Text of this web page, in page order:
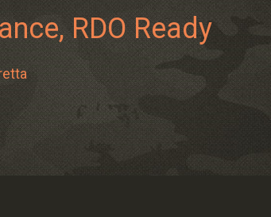
RDO Ready